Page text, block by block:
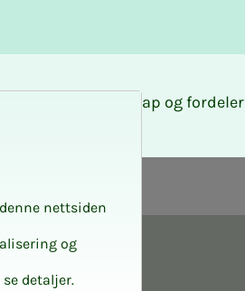
Medlemskap og fordeler
nettsiden
og
detaljer.